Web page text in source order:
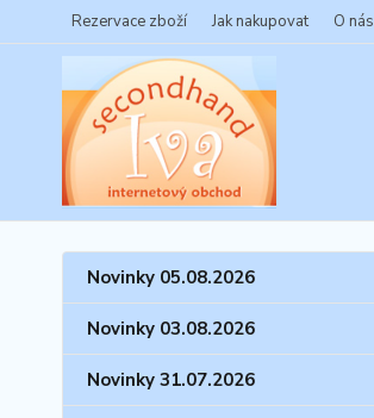
Rezervace zboží Jak nakupovat O nás
Novinky 05.08.2026
Novinky 03.08.2026
Novinky 31.07.2026